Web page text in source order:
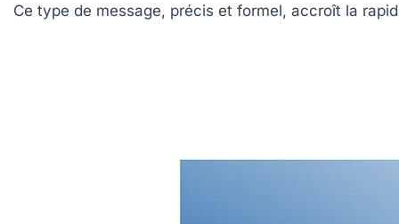
Ce type de message, précis et formel, accroît la